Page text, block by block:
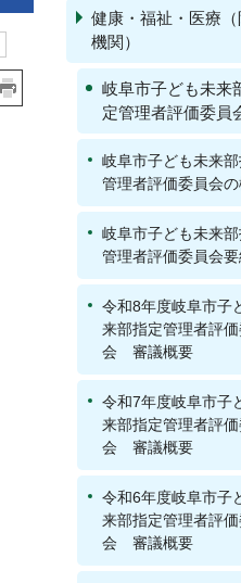
健康・福祉・医療（
機関）
岐阜市子ども未来
定管理者評価委員
岐阜市子ども未来
管理者評価委員会
岐阜市子ども未来
管理者評価委員会要
令和8年度岐阜市子
来部指定管理者評価
会 審議概要
令和7年度岐阜市子
来部指定管理者評価
会 審議概要
令和6年度岐阜市子
来部指定管理者評価
会 審議概要